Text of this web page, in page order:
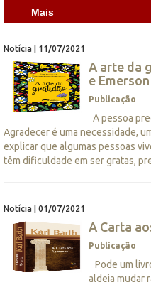
Mais
Notícia | 11/07/2021
A arte da
e
Publicação
A pessoa
Agradecer é uma necessidade,
explicar que algumas pessoas
têm dificuldade em ser gratas,
Notícia | 01/07/2021
A Carta
Publicação
Pode um
aldeia mudar